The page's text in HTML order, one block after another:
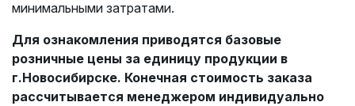
минимальными затратами.
Для ознакомления приводятся базовые
розничные цены за единицу продукции в
г.Новосибирске. Конечная стоимость заказа
рассчитывается менеджером индивидуально